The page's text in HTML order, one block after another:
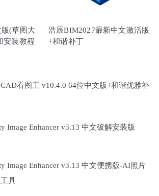
版(草图大
安装教程
浩辰BIM2027最新中文激活版
+和谐补丁
看图王 v10.4.0 64位中文版+和谐优雅补
Image Enhancer v3.13 中文破解安装版
Image Enhancer v3.13 中文便携版-AI照片
具